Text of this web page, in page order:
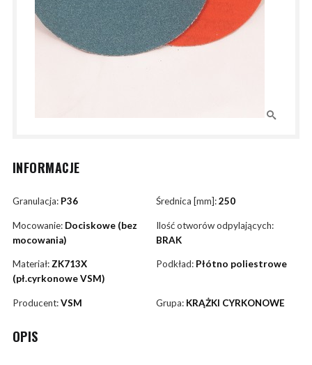
INFORMACJE
Granulacja: P36 Średnica [mm]:250
Mocowanie: Dociskowe (bez
mocowania)
Ilość otworów odpylających:
BRAK
Materiał: ZK713X
(pł.cyrkonowe VSM)
Podkład: Płótno poliestrowe
Producent:VSM Grupa: KRĄŻKI CYRKONOWE
OPIS